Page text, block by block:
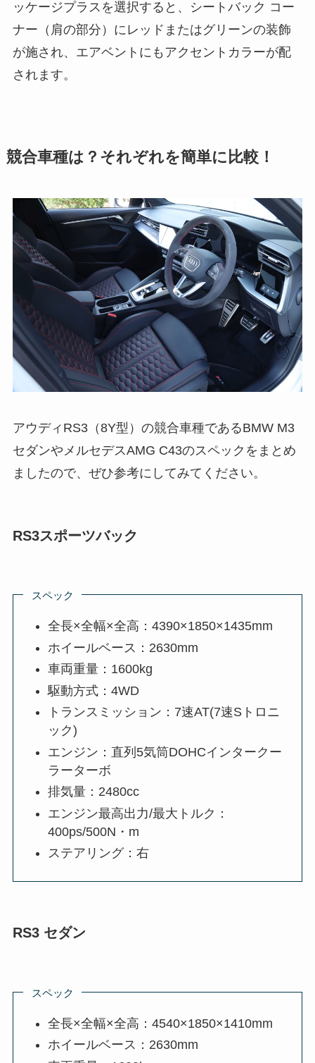
ッケージプラスを選択すると、シートバック コー
ナー（肩の部分）にレッドまたはグリーンの装飾
が施され、エアベントにもアクセントカラーが配
されます。
競合車種は？それぞれを簡単に比較！
アウディRS3（8Y型）の競合車種であるBMW M3
セダンやメルセデスAMG C43のスペックをまとめ
ましたので、ぜひ参考にしてみてください。
RS3スポーツバック
スペック
全長×全幅×全高：4390×1850×1435mm
ホイールベース：2630mm
車両重量：1600kg
駆動方式：4WD
トランスミッション：7速AT(7速Sトロニ
ック)
エンジン：直列5気筒DOHCインタークー
ラーターボ
排気量：2480cc
エンジン最高出力/最大トルク：
400ps/500N・m
ステアリング：右
RS3 セダン
スペック
全長×全幅×全高：4540×1850×1410mm
ホイールベース：2630mm